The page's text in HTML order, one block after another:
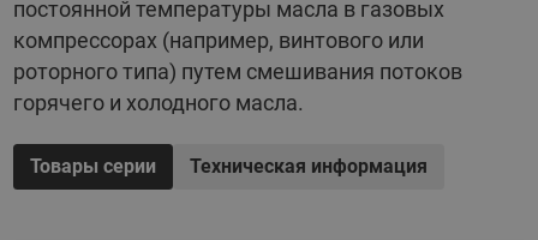
углерода), ГХФУ и ГФУ хладагенты
Термостатический элемент из нержавеющей стали
с никелированным покрытием
Термостатический элемент заказывается отдельно
Не требует ручной настройки
Оптимальные гидравлические характеристики
постоянной температуры масла в газовых
компрессорах (например, винтового или
роторного типа) путем смешивания потоков
горячего и холодного масла.
Товары серии Техническая информация